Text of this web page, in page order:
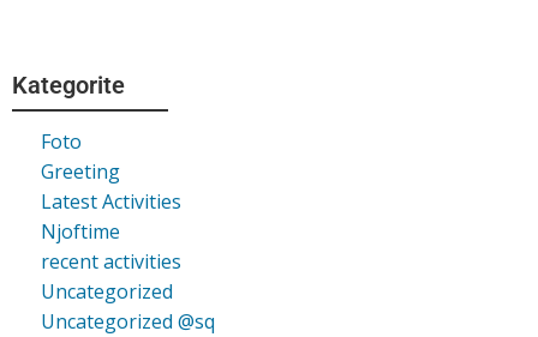
Kategorite
Foto
Greeting
Latest Activities
Njoftime
recent activities
Uncategorized
Uncategorized @sq